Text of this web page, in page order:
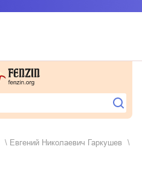
Евгений Николаевич Гаркушев